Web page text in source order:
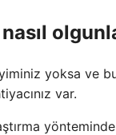
yoksa ve
var.